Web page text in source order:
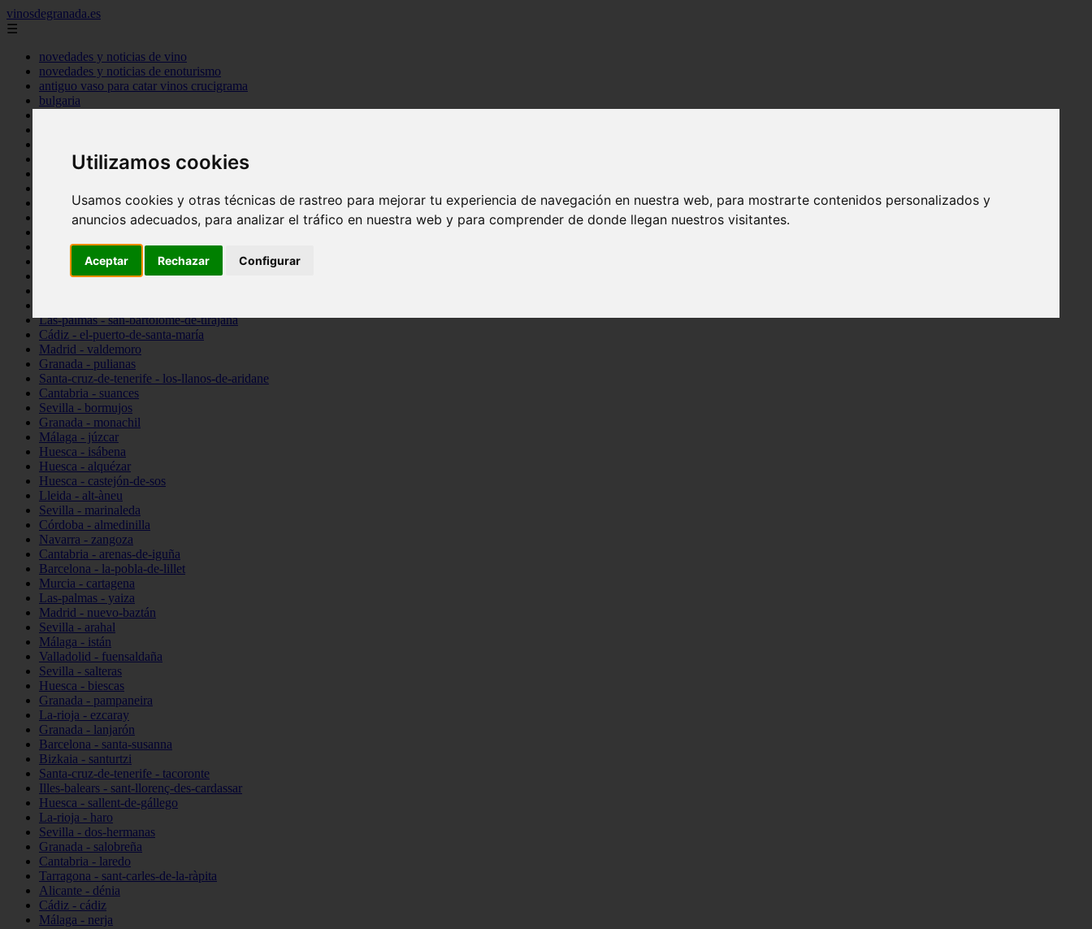
Utilizamos cookies
Usamos cookies y otras técnicas de rastreo para mejorar tu experiencia de navegación en nuestra web, para mostrarte contenidos personalizados y
anuncios adecuados, para analizar el tráfico en nuestra web y para comprender de donde llegan nuestros visitantes.
Aceptar Rechazar Configurar
vinosdegranada.es
☰
novedades y noticias de vino
novedades y noticias de enoturismo
antiguo vaso para catar vinos crucigrama
bulgaria
Córdoba - córdoba
Barcelona - barcelona
Ciudad-real - montiel
Santa-cruz-de-tenerife - guía-de-isora
La-rioja - casalarreina
Almería - roquetas-de-mar
Madrid - pozuelo-de-alarcón
Las-palmas - san-bartolomé-de-tirajana
Cádiz - el-puerto-de-santa-maría
Madrid - valdemoro
Granada - pulianas
Santa-cruz-de-tenerife - los-llanos-de-aridane
Cantabria - suances
Sevilla - bormujos
Granada - monachil
Málaga - júzcar
Huesca - isábena
Huesca - alquézar
Huesca - castejón-de-sos
Lleida - alt-àneu
Sevilla - marinaleda
Córdoba - almedinilla
Navarra - zangoza
Cantabria - arenas-de-iguña
Barcelona - la-pobla-de-lillet
Murcia - cartagena
Las-palmas - yaiza
Madrid - nuevo-baztán
Sevilla - arahal
Málaga - istán
Valladolid - fuensaldaña
Sevilla - salteras
Huesca - biescas
Granada - pampaneira
La-rioja - ezcaray
Granada - lanjarón
Barcelona - santa-susanna
Bizkaia - santurtzi
Santa-cruz-de-tenerife - tacoronte
Illes-balears - sant-llorenç-des-cardassar
Huesca - sallent-de-gállego
La-rioja - haro
Sevilla - dos-hermanas
Granada - salobreña
Cantabria - laredo
Tarragona - sant-carles-de-la-ràpita
Alicante - dénia
Cádiz - cádiz
Málaga - nerja